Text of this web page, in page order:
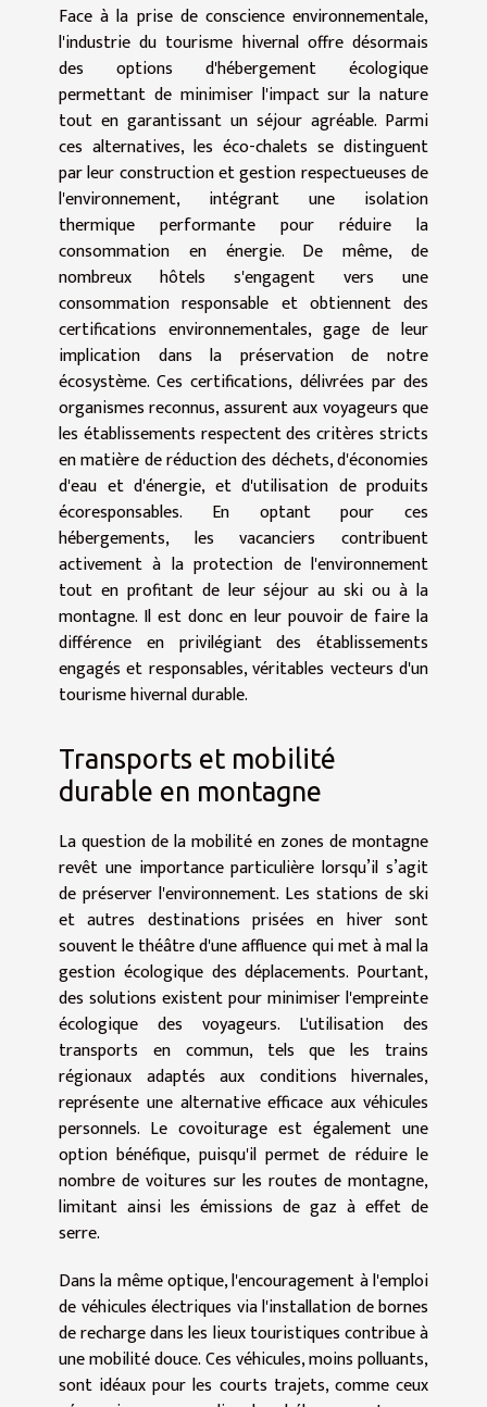
Face à la prise de conscience environnementale,
l'industrie du tourisme hivernal offre désormais
des options d'hébergement écologique
permettant de minimiser l'impact sur la nature
tout en garantissant un séjour agréable. Parmi
ces alternatives, les éco-chalets se distinguent
par leur construction et gestion respectueuses de
l'environnement, intégrant une isolation
thermique performante pour réduire la
consommation en énergie. De même, de
nombreux hôtels s'engagent vers une
consommation responsable et obtiennent des
certifications environnementales, gage de leur
implication dans la préservation de notre
écosystème. Ces certifications, délivrées par des
organismes reconnus, assurent aux voyageurs que
les établissements respectent des critères stricts
en matière de réduction des déchets, d'économies
d'eau et d'énergie, et d'utilisation de produits
écoresponsables. En optant pour ces
hébergements, les vacanciers contribuent
activement à la protection de l'environnement
tout en profitant de leur séjour au ski ou à la
montagne. Il est donc en leur pouvoir de faire la
différence en privilégiant des établissements
engagés et responsables, véritables vecteurs d'un
tourisme hivernal durable.
Transports et mobilité
durable en montagne
La question de la mobilité en zones de montagne
revêt une importance particulière lorsqu’il s’agit
de préserver l'environnement. Les stations de ski
et autres destinations prisées en hiver sont
souvent le théâtre d'une affluence qui met à mal la
gestion écologique des déplacements. Pourtant,
des solutions existent pour minimiser l'empreinte
écologique des voyageurs. L'utilisation des
transports en commun, tels que les trains
régionaux adaptés aux conditions hivernales,
représente une alternative efficace aux véhicules
personnels. Le covoiturage est également une
option bénéfique, puisqu'il permet de réduire le
nombre de voitures sur les routes de montagne,
limitant ainsi les émissions de gaz à effet de
serre.
Dans la même optique, l'encouragement à l'emploi
de véhicules électriques via l'installation de bornes
de recharge dans les lieux touristiques contribue à
une mobilité douce. Ces véhicules, moins polluants,
sont idéaux pour les courts trajets, comme ceux